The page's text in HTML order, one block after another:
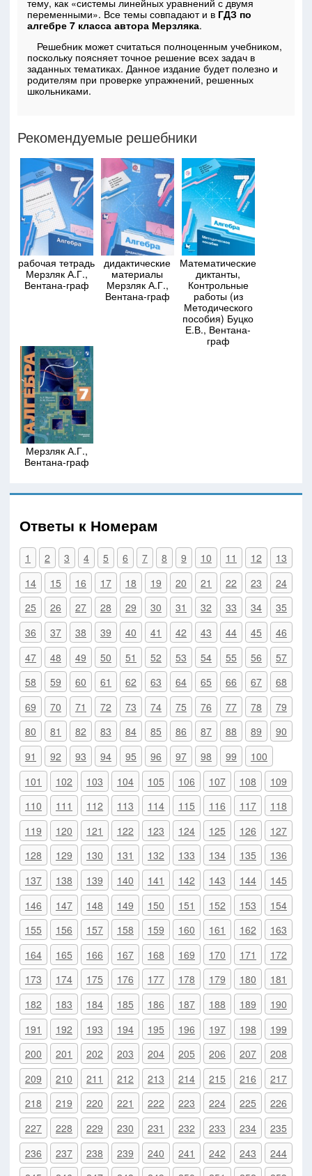
тему, как «системы линейных уравнений с двумя
переменными». Все темы совпадают и в ГДЗ по
алгебре 7 класса автора Мерзляка.
Решебник может считаться полноценным учебником,
поскольку поясняет точное решение всех задач в
заданных тематиках. Данное издание будет полезно и
родителям при проверке упражнений, решенных
школьниками.
Рекомендуемые решебники
рабочая тетрадь
Мерзляк А.Г.,
Вентана-граф
дидактические
материалы
Мерзляк А.Г.,
Вентана-граф
Математические
диктанты,
Контрольные
работы (из
Методического
пособия) Буцко
Е.В., Вентана-
граф
Мерзляк А.Г.,
Вентана-граф
Ответы к Номерам
1 2 3 4 5 6 7 8 9 10 11 12
13
14
15 16 17 18 19 20 21 22 23
24
25
26 27 28 29 30 31 32 33 34
35
36
37 38 39 40 41 42 43 44 45
46
47
48 49 50 51 52 53 54 55 56
57
58
59 60 61 62 63 64 65 66 67
68
69
70 71 72 73 74 75 76 77 78
79
80
81 82 83 84 85 86 87 88 89
90
91
92 93 94 95 96 97 98 99
100
101
102 103 104 105 106 107 108
109
110
111 112 113 114 115 116 117
118
119
120 121 122 123 124 125 126
127
128
129 130 131 132 133 134 135
136
137
138 139 140 141 142 143 144
145
146
147 148 149 150 151 152 153
154
155
156 157 158 159 160 161 162
163
164
165 166 167 168 169 170 171
172
173
174 175 176 177 178 179 180
181
182
183 184 185 186 187 188 189
190
191
192 193 194 195 196 197 198
199
200
201 202 203 204 205 206 207
208
209
210 211 212 213 214 215 216
217
218
219 220 221 222 223 224 225
226
227
228 229 230 231 232 233 234
235
236
237 238 239 240 241 242 243
244